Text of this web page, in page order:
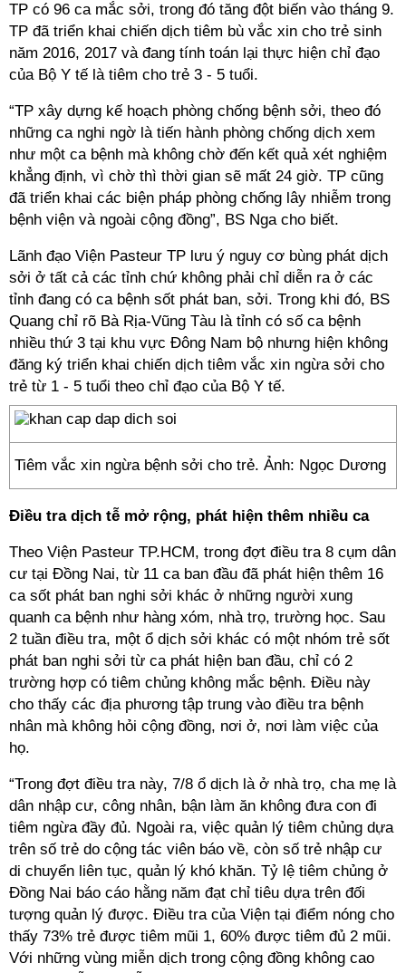
TP có 96 ca mắc sởi, trong đó tăng đột biến vào tháng 9.
TP đã triển khai chiến dịch tiêm bù vắc xin cho trẻ sinh
năm 2016, 2017 và đang tính toán lại thực hiện chỉ đạo
của Bộ Y tế là tiêm cho trẻ 3 - 5 tuổi.
“TP xây dựng kế hoạch phòng chống bệnh sởi, theo đó
những ca nghi ngờ là tiến hành phòng chống dịch xem
như một ca bệnh mà không chờ đến kết quả xét nghiệm
khẳng định, vì chờ thì thời gian sẽ mất 24 giờ. TP cũng
đã triển khai các biện pháp phòng chống lây nhiễm trong
bệnh viện và ngoài cộng đồng”, BS Nga cho biết.
Lãnh đạo Viện Pasteur TP lưu ý nguy cơ bùng phát dịch
sởi ở tất cả các tỉnh chứ không phải chỉ diễn ra ở các
tỉnh đang có ca bệnh sốt phát ban, sởi. Trong khi đó, BS
Quang chỉ rõ Bà Rịa-Vũng Tàu là tỉnh có số ca bệnh
nhiều thứ 3 tại khu vực Đông Nam bộ nhưng hiện không
đăng ký triển khai chiến dịch tiêm vắc xin ngừa sởi cho
trẻ từ 1 - 5 tuổi theo chỉ đạo của Bộ Y tế.
Tiêm vắc xin ngừa bệnh sởi cho trẻ. Ảnh: Ngọc Dương
Điều tra dịch tễ mở rộng, phát hiện thêm nhiều ca
Theo Viện Pasteur TP.HCM, trong đợt điều tra 8 cụm dân
cư tại Đồng Nai, từ 11 ca ban đầu đã phát hiện thêm 16
ca sốt phát ban nghi sởi khác ở những người xung
quanh ca bệnh như hàng xóm, nhà trọ, trường học. Sau
2 tuần điều tra, một ổ dịch sởi khác có một nhóm trẻ sốt
phát ban nghi sởi từ ca phát hiện ban đầu, chỉ có 2
trường hợp có tiêm chủng không mắc bệnh. Điều này
cho thấy các địa phương tập trung vào điều tra bệnh
nhân mà không hỏi cộng đồng, nơi ở, nơi làm việc của
họ.
“Trong đợt điều tra này, 7/8 ổ dịch là ở nhà trọ, cha mẹ là
dân nhập cư, công nhân, bận làm ăn không đưa con đi
tiêm ngừa đầy đủ. Ngoài ra, việc quản lý tiêm chủng dựa
trên số trẻ do cộng tác viên báo về, còn số trẻ nhập cư
di chuyển liên tục, quản lý khó khăn. Tỷ lệ tiêm chủng ở
Đồng Nai báo cáo hằng năm đạt chỉ tiêu dựa trên đối
tượng quản lý được. Điều tra của Viện tại điểm nóng cho
thấy 73% trẻ được tiêm mũi 1, 60% được tiêm đủ 2 mũi.
Với những vùng miễn dịch trong cộng đồng không cao